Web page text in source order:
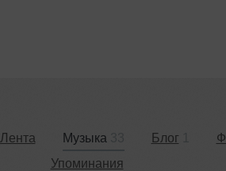
Лента Музыка Блог
Упоминания